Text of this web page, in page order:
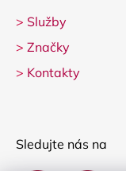
> Služby
> Značky
> Kontakty
Sledujte nás na